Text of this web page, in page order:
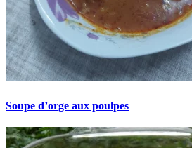
Soupe d’orge aux poulpes